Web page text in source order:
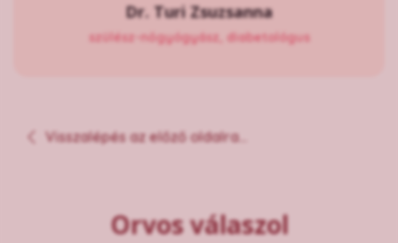
Orvos válaszol
Dr. Turi Zsuzsanna
szülész-nőgyógyász, diabetológus
Visszalépés az előző oldalra...